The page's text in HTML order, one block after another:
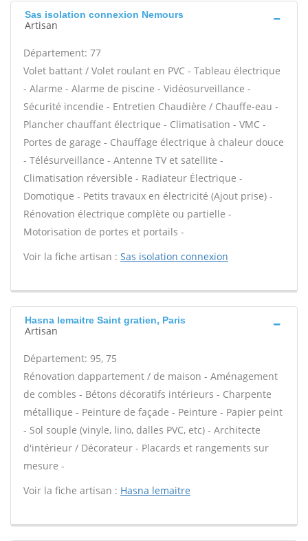
Sas isolation connexion Nemours
Artisan
Département: 77
Volet battant / Volet roulant en PVC - Tableau électrique
- Alarme - Alarme de piscine - Vidéosurveillance -
Sécurité incendie - Entretien Chaudière / Chauffe-eau -
Plancher chauffant électrique - Climatisation - VMC -
Portes de garage - Chauffage électrique à chaleur douce
- Télésurveillance - Antenne TV et satellite -
Climatisation réversible - Radiateur Électrique -
Domotique - Petits travaux en électricité (Ajout prise) -
Rénovation électrique complète ou partielle -
Motorisation de portes et portails -
Voir la fiche artisan : Sas isolation connexion
Hasna lemaitre Saint gratien, Paris
Artisan
Département: 95, 75
Rénovation dappartement / de maison - Aménagement
de combles - Bétons décoratifs intérieurs - Charpente
métallique - Peinture de façade - Peinture - Papier peint
- Sol souple (vinyle, lino, dalles PVC, etc) - Architecte
d'intérieur / Décorateur - Placards et rangements sur
mesure -
Voir la fiche artisan : Hasna lemaitre